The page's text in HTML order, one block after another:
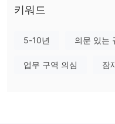
할 수 없음을 나타냅니다. 따
CXMarkets 제품 및 시장
CXMarkets은 날씨 관련 금
키워드
5-10년 의문 있는
업무 구역 의심 잠